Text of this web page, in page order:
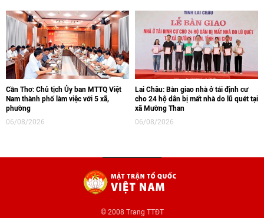
Cần Thơ: Chủ tịch Ủy ban MTTQ Việt
Nam thành phố làm việc với 5 xã,
phường
06/08/2026
Lai Châu: Bàn giao nhà ở tái định cư
cho 24 hộ dân bị mất nhà do lũ quét tại
xã Mường Than
06/08/2026
© 2008 Trang TTĐT